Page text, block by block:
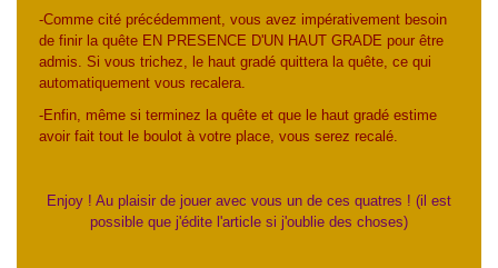
-Comme cité précédemment, vous avez impérativement besoin
de finir la quête EN PRESENCE D'UN HAUT GRADE pour être
admis. Si vous trichez, le haut gradé quittera la quête, ce qui
automatiquement vous recalera.
-Enfin, même si terminez la quête et que le haut gradé estime
avoir fait tout le boulot à votre place, vous serez recalé.
Enjoy ! Au plaisir de jouer avec vous un de ces quatres ! (il est
possible que j'édite l'article si j'oublie des choses)